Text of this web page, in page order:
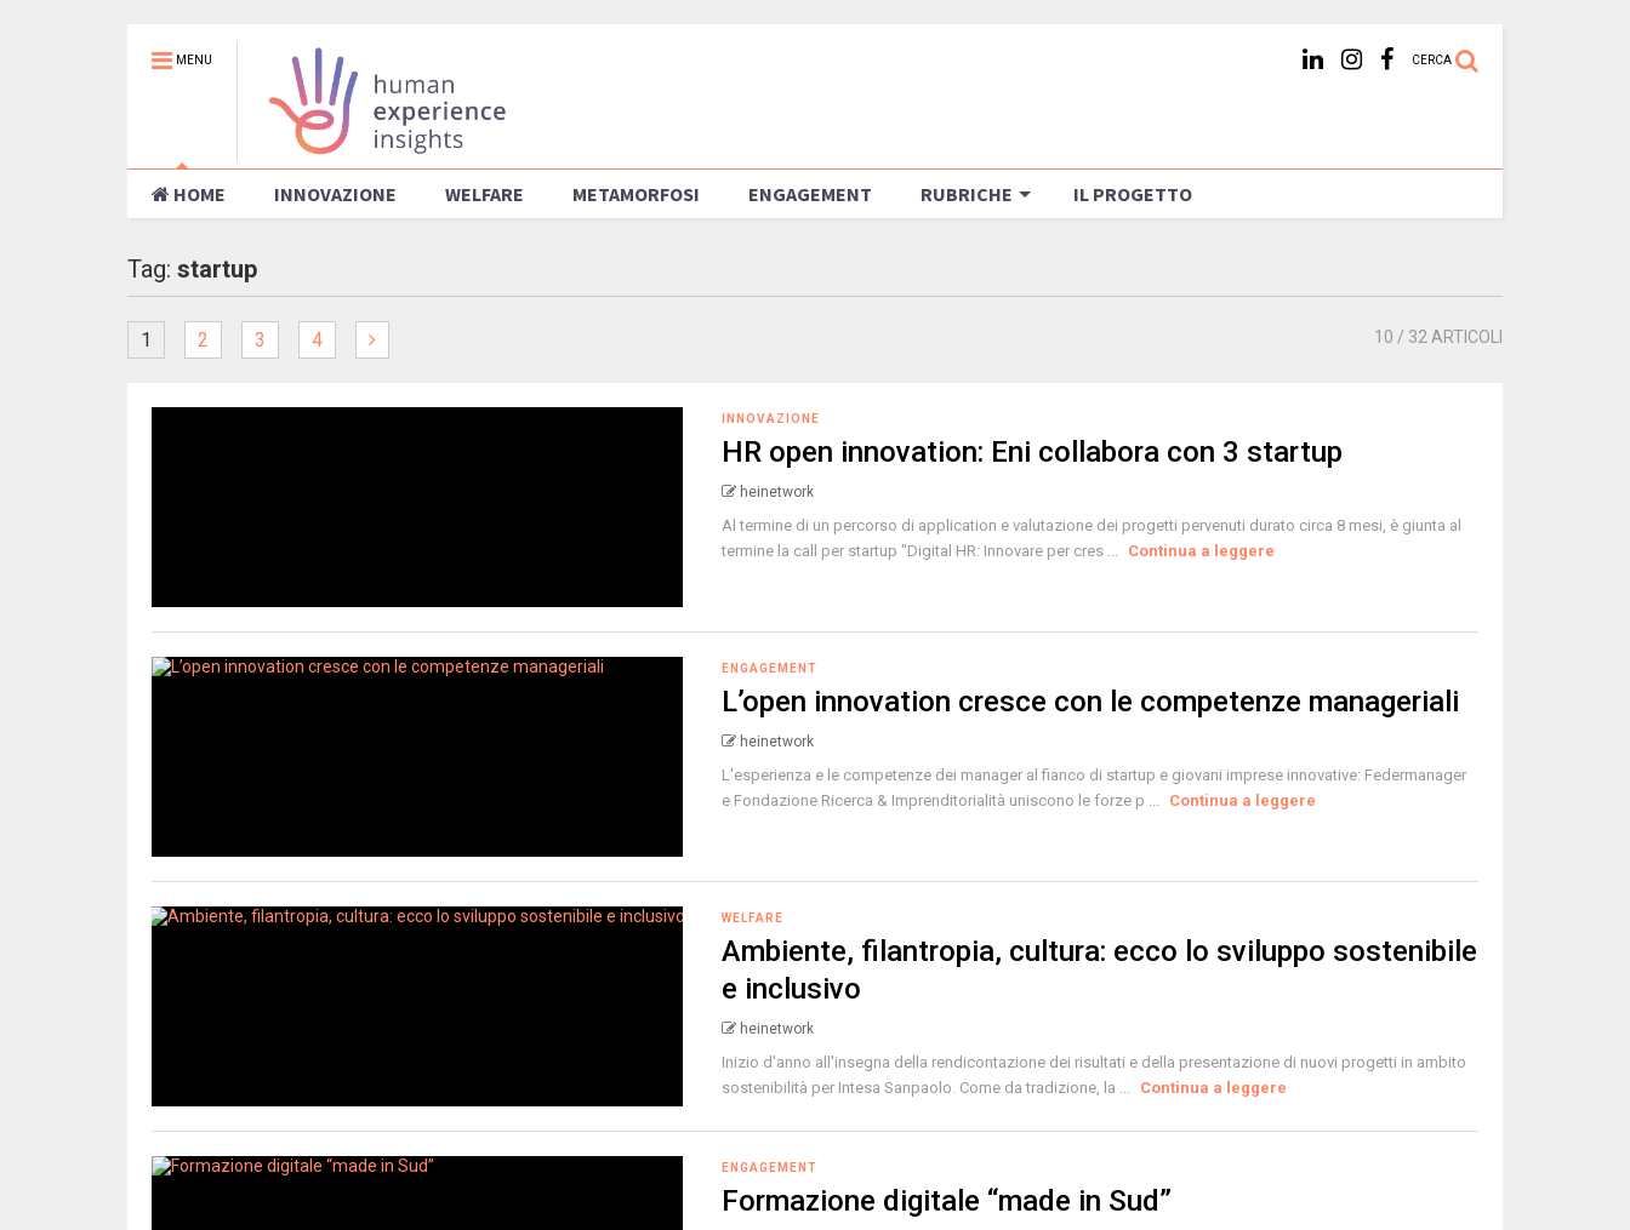
MENU CERCA
HOME INNOVAZIONE WELFARE METAMORFOSI ENGAGEMENT RUBRICHE IL PROGETTO
Tag:startup
1 2 3 4 10 / 32 ARTICOLI
INNOVAZIONE
HR open innovation: Eni collabora con 3 startup
heinetwork
Al termine di un percorso di application e valutazione dei progetti pervenuti durato circa 8 mesi, è giunta al
termine la call per startup "Digital HR: Innovare per cres ...
Continua a leggere
ENGAGEMENT
L’open innovation cresce con le competenze manageriali
heinetwork
L'esperienza e le competenze dei manager al fianco di startup e giovani imprese innovative: Federmanager
e Fondazione Ricerca & Imprenditorialità uniscono le forze p ...
Continua a leggere
WELFARE
Ambiente, filantropia, cultura: ecco lo sviluppo sostenibile
e inclusivo
heinetwork
Inizio d'anno all'insegna della rendicontazione dei risultati e della presentazione di nuovi progetti in ambito
sostenibilità per Intesa Sanpaolo. Come da tradizione, la ...
Continua a leggere
ENGAGEMENT
Formazione digitale “made in Sud”